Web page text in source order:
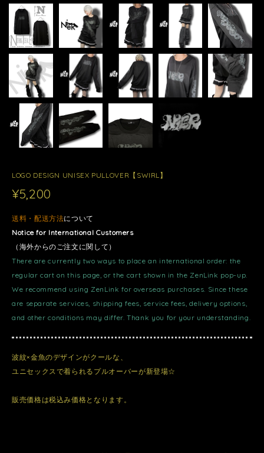
LOGO DESIGN UNISEX PULLOVER【SWIRL】
¥5,200
送料・配送方法について
Notice for International Customers
（海外からのご注文に関して）
There are currently two ways to place an international order: the
regular cart on this page, or the cart shown in the ZenLink pop-up.
We recommend using ZenLink for overseas purchases. Since these
are separate services, shipping fees, service fees, delivery options,
and other conditions may differ. Thank you for your understanding.
波紋×金魚のデザインがクールな、
ユニセックスで着られるプルオーバーが新登場☆
販売価格は税込み価格となります。